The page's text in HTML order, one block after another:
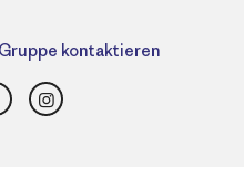
Gruppe kontaktieren
Instagram